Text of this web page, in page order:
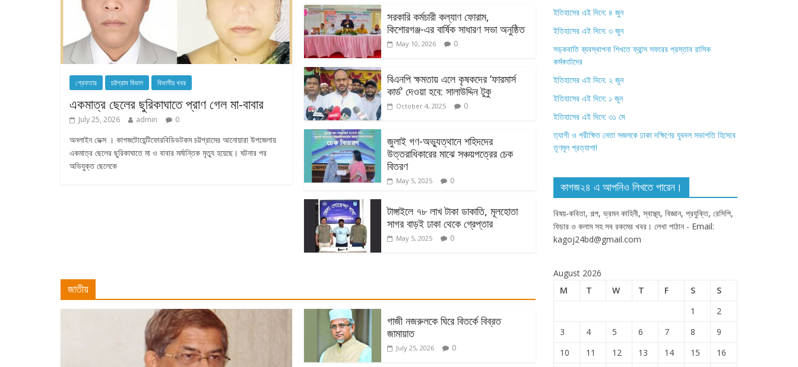
গ্রেফতার চট্টগ্রাম বিভাগ বিভাগীয় খবর
একমাত্র ছেলের ছুরিকাঘাতে প্রাণ গেল মা-বাবার
July 25, 2026 admin 0
অনলাইন ডেক্স । কাগজটোয়েন্টিফোরবিডিডটকম চট্টগ্রামের আনোয়ারা উপজেলায়
একমাত্র ছেলের ছুরিকাঘাতে মা ও বাবার মর্মান্তিক মৃত্যু হয়েছে। ঘটনার পর
অভিযুক্ত ছেলেকে
সরকারি কর্মচারী কল্যাণ ফোরাম,
কিশোরগঞ্জ-এর বার্ষিক সাধারণ সভা অনুষ্ঠিত
May 10, 2026 0
বিএনপি ক্ষমতায় এলে কৃষকদের ‘ফারমার্স
কার্ড’ দেওয়া হবে: সালাউদ্দিন টুকু
October 4, 2025 0
জুলাই গণ-অভ্যুত্থানে শহিদদের
উত্তরাধিকারের মাঝে সঞ্চয়পত্রের চেক
বিতরণ
May 5, 2025 0
টাঙ্গাইলে ৭৮ লাখ টাকা ডাকাতি, মূলহোতা
সাগর বাড়ই ঢাকা থেকে গ্রেপ্তার
May 5, 2025 0
জাতীয়
গাজী নজরুলকে ঘিরে বিতর্কে বিব্রত
জামায়াত
July 25, 2026 0
ইতিহাসের এই দিনে: ৪ জুন
ইতিহাসের এই দিনে: ৩ জুন
সড়কবাতি ব্যবস্থাপনা শিখতে ফ্রান্স সফরের প্রস্তাব রাসিক
কর্মকর্তাদের
ইতিহাসের এই দিনে: ২ জুন
ইতিহাসের এই দিনে: ১ জুন
ইতিহাসের এই দিনে: ৩১ মে
ত্যাগী ও পরীক্ষিত নেতা সজলকে ঢাকা দক্ষিণের যুবদল সভাপতি হিসেবে
তৃণমূল প্রত্যাশা!
কাগজ২৪ এ আপনিও লিখতে পারেন।
বিষয়-কবিতা, গল্প, ভ্রমন কাহিনী, স্বাস্থ্য, বিজ্ঞান, প্রযুক্তি, রেসিপি,
ফিচার ও কলাম সহ সব রকমের খবর। লেখা পাঠান - Email:
kagoj24bd@gmail.com
August 2026
M
T W T F S S
1
2
3
4 5 6 7 8
9
10
11 12 13 14 15
16